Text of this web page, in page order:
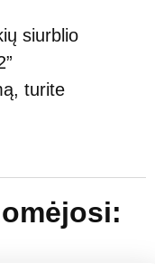
siurblio
turite